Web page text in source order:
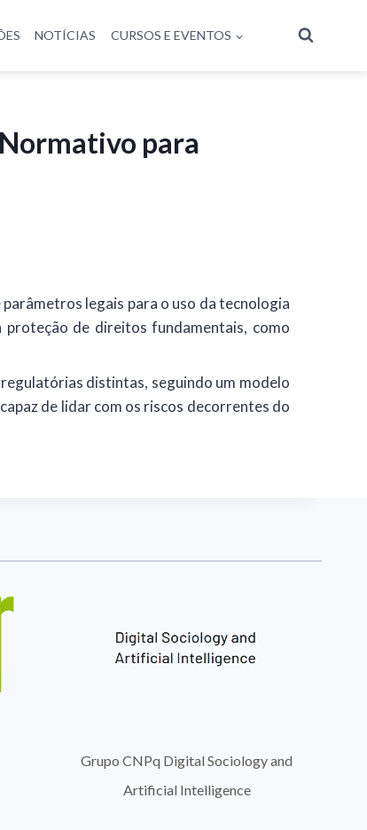
NOTÍCIAS CURSOS E EVENTOS
para
legais para o uso da tecnologia
de direitos fundamentais, como
distintas, seguindo um modelo
de lidar com os riscos decorrentes do
Grupo CNPq Digital Sociology and
Artificial Intelligence